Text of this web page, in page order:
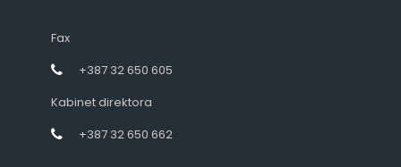
Fax
+387 32 650 605
Kabinet direktora
+387 32 650 662